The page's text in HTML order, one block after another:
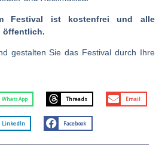
Festival ist kostenfrei und alle
öffentlich.
gestalten Sie das Festival durch Ihre
WhatsApp Threads Email
LinkedIn Facebook